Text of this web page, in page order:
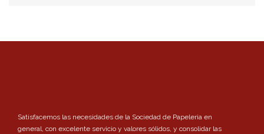
Satisfacemos las necesidades de la Sociedad de Papeleria en
general, con excelente servicio y valores sólidos, y consolidar las